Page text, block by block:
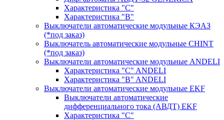
Характеристика "С"
Характеристика "В"
Выключатели автоматические модульные КЭАЗ
(*под заказ)
Выключатель автоматические модульные CHINT
(*под заказ)
Выключатели автоматические модульные ANDELI
Характеристика "C" ANDELI
Характеристика "B" ANDELI
Выключатели автоматические модульные EKF
Выключатели автоматические
дифференциального тока (АВДТ) EKF
Характеристика "С"